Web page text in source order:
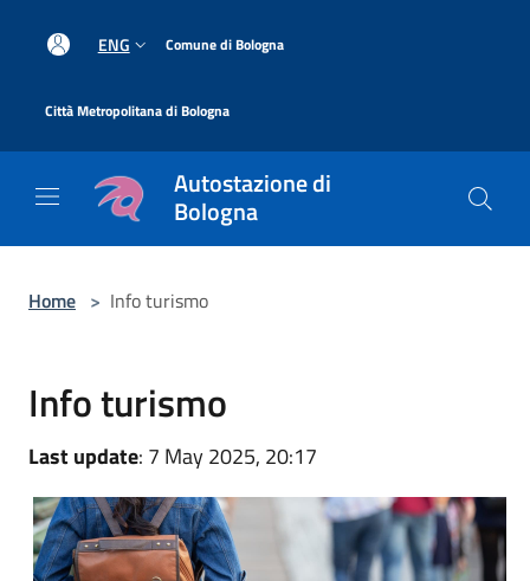
ENG Comune di Bologna
Città Metropolitana di Bologna
Autostazione di
Bologna
Home > Info turismo
Info turismo
Last update: 7 May 2025, 20:17